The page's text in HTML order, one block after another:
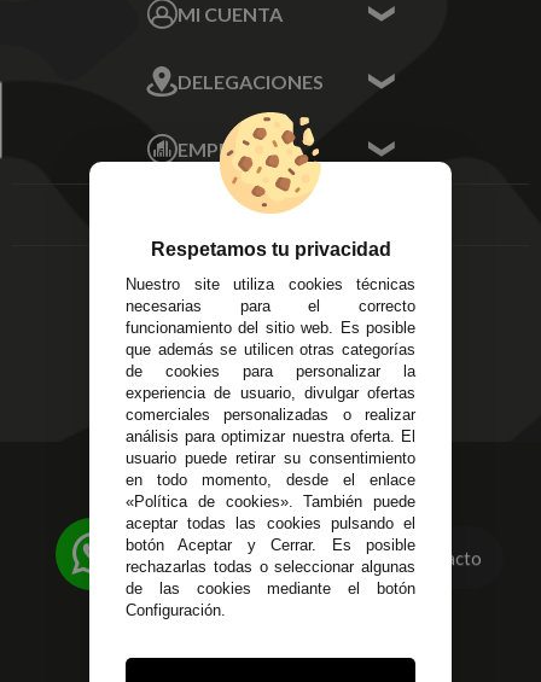
Sobre nosotros
MI CUENTA
Mis Direcciones
Mis Pedidos
Mis favoritos
FAQ's
DELEGACIONES
Écija - Sevilla
Av. Plaza de Toros.
Local 3
Córdoba
14
Alzira - Valencia
C/ Esplugues, 135
EMPRESA
Aviso Legal
Devoluciones
Política de Privacidad
Pago Seguro
Terminos y
Condiciones Generales
Políticas de Cookies
623 23 31 98
Atendemos Whatsapp
955 44 45 43/955 44 45 44
info@steielectronica.com
Avenida Plaza de Toros,
Contacto
Respetamos tu privacidad
Nuestro site utiliza cookies técnicas
necesarias para el correcto
funcionamiento del sitio web. Es posible
que además se utilicen otras categorías
de cookies para personalizar la
experiencia de usuario, divulgar ofertas
comerciales personalizadas o realizar
análisis para optimizar nuestra oferta. El
usuario puede retirar su consentimiento
en todo momento, desde el enlace
«Política de cookies». También puede
aceptar todas las cookies pulsando el
botón Aceptar y Cerrar. Es posible
rechazarlas todas o seleccionar algunas
de las cookies mediante el botón
Configuración.